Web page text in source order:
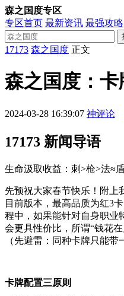
森之国度专区
专区首页 最新资讯 最强攻略
17173 森之国度 正文
森之国度：卡
2024-03-28 16:39:07 神评论
17173 新闻导语
生命汲取收益：刺>枪>法≈
先预祝大家春节快乐！附上
目前版本，最高品质为红3
程中，如果能针对自身职业
会更具性价比，所谓“钱花
（先避雷：同种卡牌只能
卡牌配置三原则